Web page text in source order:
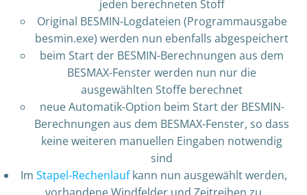
jeden berechneten Stoff
Original BESMIN-Logdateien (Programmausgabe
besmin.exe) werden nun ebenfalls abgespeichert
beim Start der BESMIN-Berechnungen aus dem
BESMAX-Fenster werden nun nur die
ausgewählten Stoffe berechnet
neue Automatik-Option beim Start der BESMIN-
Berechnungen aus dem BESMAX-Fenster, so dass
keine weiteren manuellen Eingaben notwendig
sind
Im Stapel-Rechenlaufkann nun ausgewählt werden,